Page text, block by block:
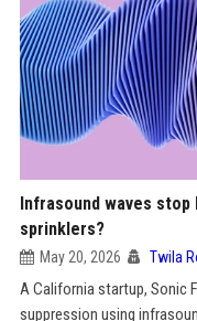
Infrasound waves
sprinklers?
May 20, 2026 Twila
A California startup, Sonic
suppression using